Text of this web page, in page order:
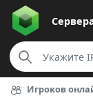
Игроков